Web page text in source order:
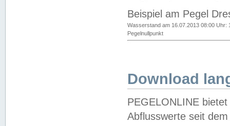
Beispiel am Pegel
Wasserstand am 16.07.2013 08:00 Uhr:
Pegelnullpunkt
Download
PEGELONLINE
Abflusswerte seit